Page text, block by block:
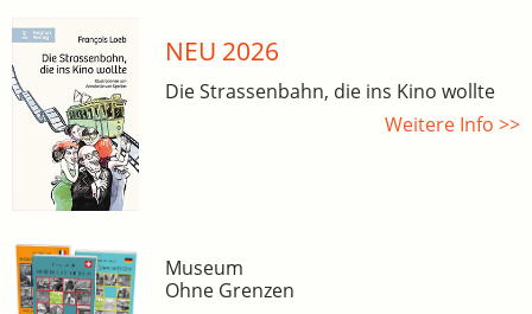
NEU 2026
Die Strassenbahn, die ins Kino wollte
Weitere Info >>
Museum
Ohne Grenzen